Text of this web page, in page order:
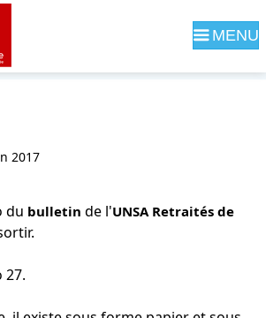
2017
du bulletin de l'UNSA Retraités de
27.